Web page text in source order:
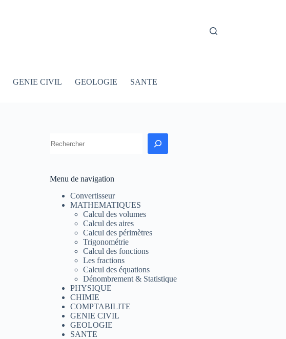
GENIE CIVIL GEOLOGIE SANTE
Menu de navigation
Convertisseur
MATHEMATIQUES
Calcul des volumes
Calcul des aires
Calcul des périmètres
Trigonométrie
Calcul des fonctions
Les fractions
Calcul des équations
Dénombrement & Statistique
PHYSIQUE
CHIMIE
COMPTABILITE
GENIE CIVIL
GEOLOGIE
SANTE